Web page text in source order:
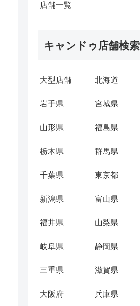
店舗一覧
キャンドゥ店舗検索
大型店舗 北海道
岩手県 宮城県
山形県 福島県
栃木県 群馬県
千葉県 東京都
新潟県 富山県
福井県 山梨県
岐阜県 静岡県
三重県 滋賀県
大阪府 兵庫県